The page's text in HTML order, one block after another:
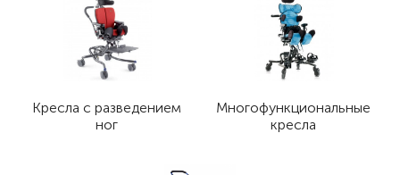
Кресла с разведением
ног
Многофункциональные
кресла